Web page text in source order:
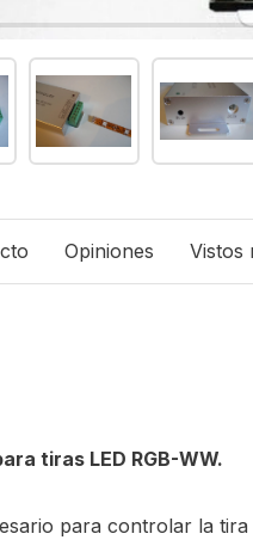
Opiniones Vistos
tiras LED RGB-WW.
para controlar la tira